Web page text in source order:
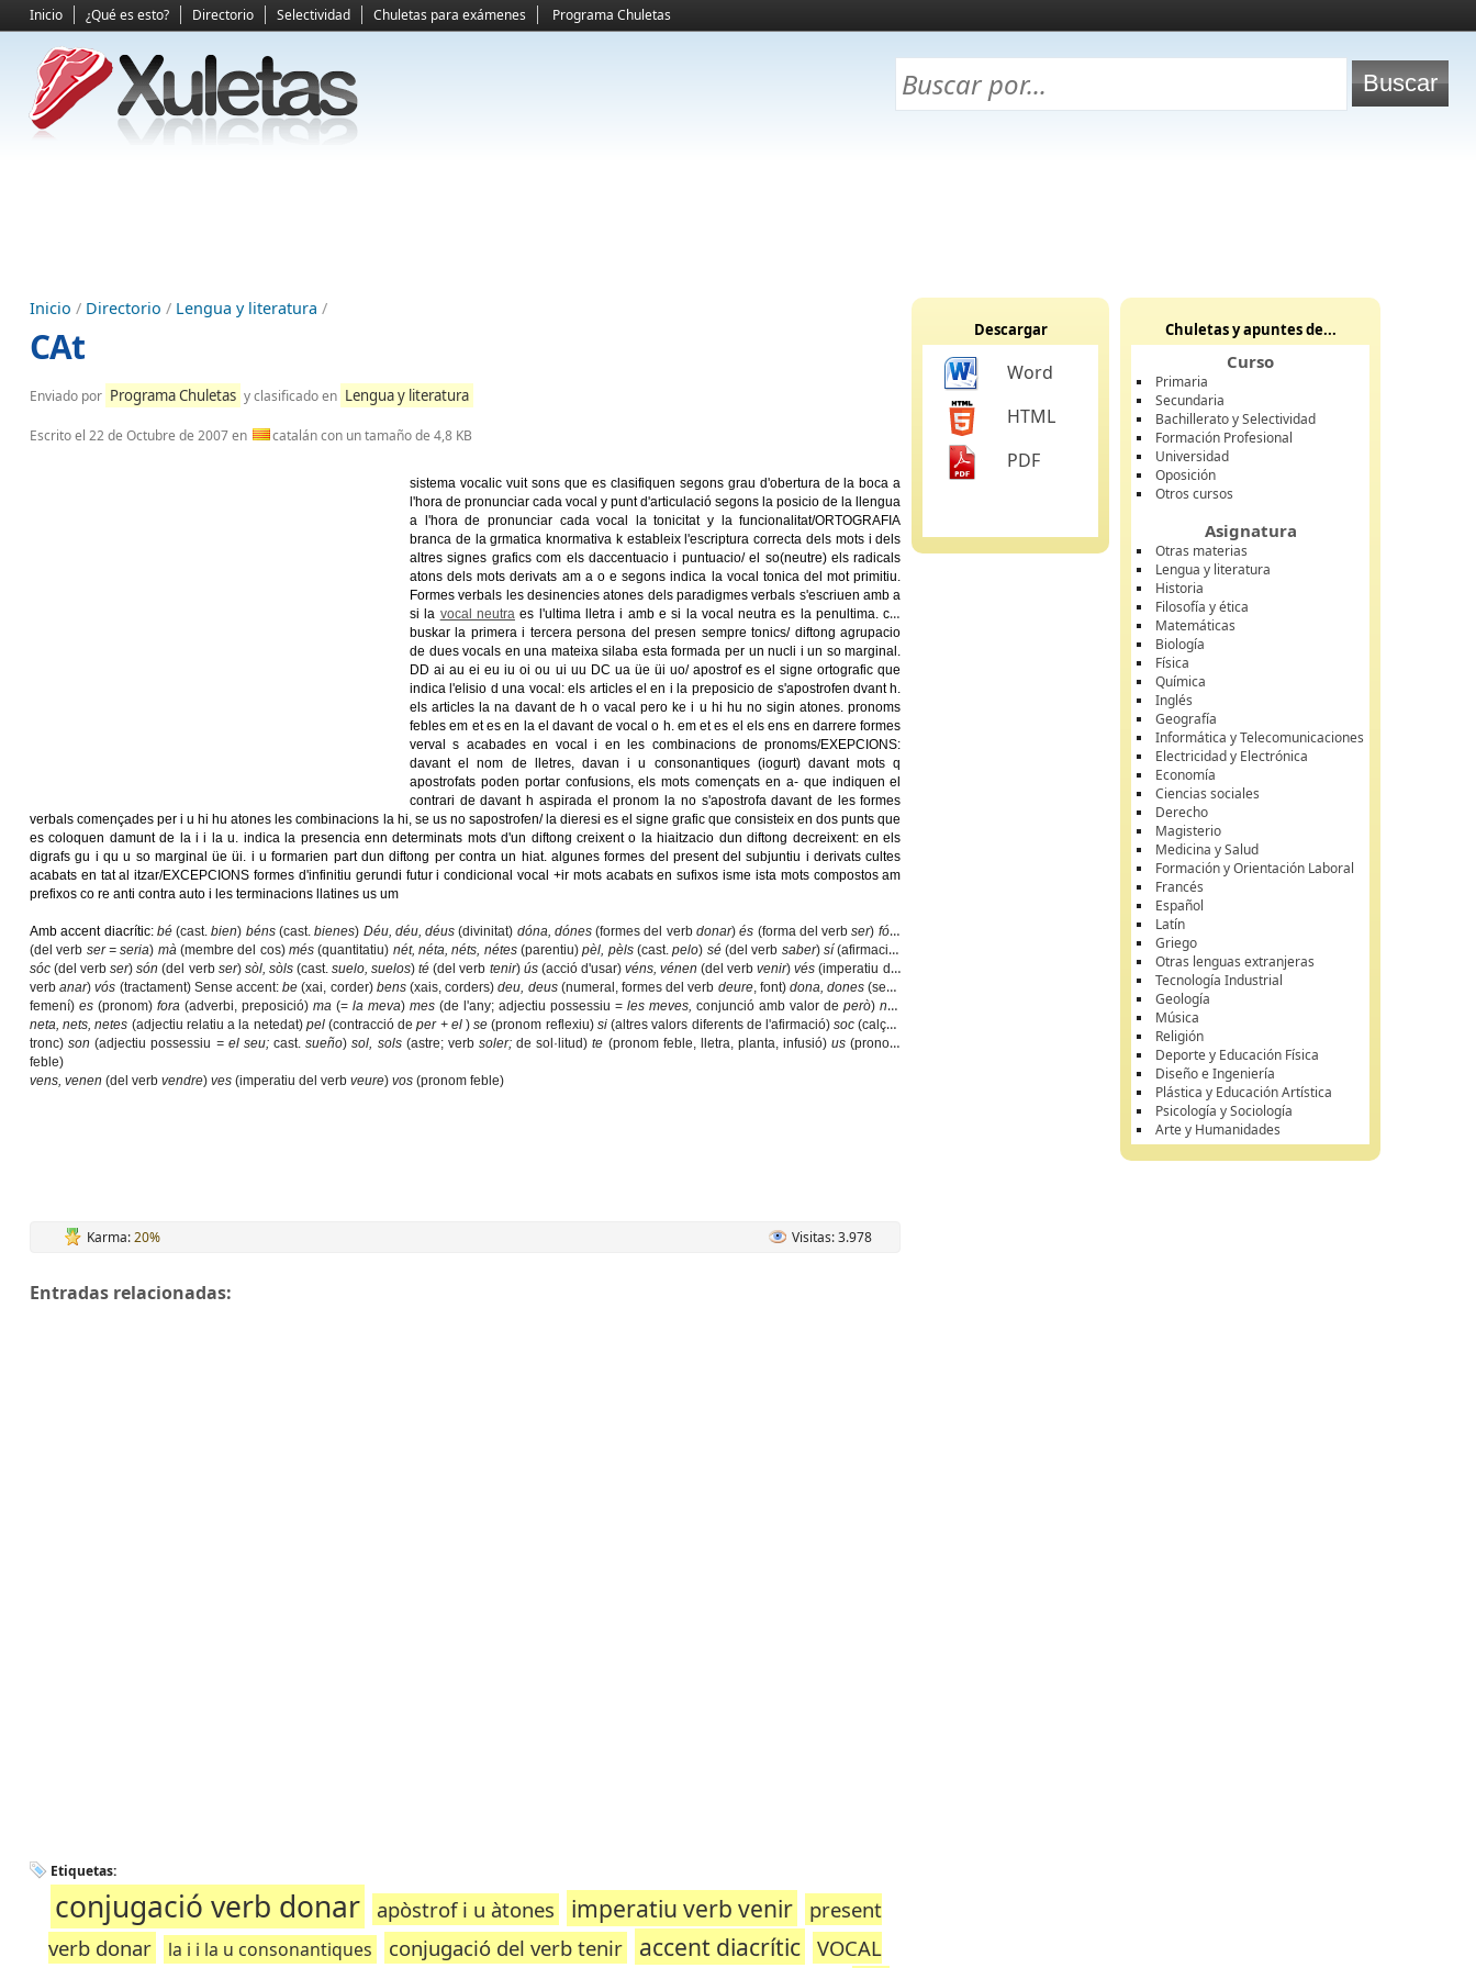
Inicio ¿Qué es esto? Directorio Selectividad Chuletas para exámenes Programa Chuletas
Inicio / Directorio / Lengua y literatura /
CAt
Enviado por Programa Chuletas y clasificado en Lengua y literatura
Escrito el 22 de Octubre de 2007en catalán con un tamaño de 4,8 KB
sistema vocalic vuit sons que es clasifiquen segons grau d'obertura de la boca a
l'hora de pronunciar cada vocal y punt d'articulació segons la posicio de la llengua
a l'hora de pronunciar cada vocal la tonicitat y la funcionalitat/ORTOGRAFIA
branca de la grmatica knormativa k estableix l'escriptura correcta dels mots i dels
altres signes grafics com els daccentuacio i puntuacio/ el so(neutre) els radicals
atons dels mots derivats am a o e segons indica la vocal tonica del mot primitiu.
Formes verbals les desinencies atones dels paradigmes verbals s'escriuen amb a
si la vocal neutraes l'ultima lletra i amb e si la vocal neutra es la penultima. cal
buskar la primera i tercera persona del presen sempre tonics/ diftong agrupacio
de dues vocals en una mateixa silaba esta formada per un nucli i un so marginal.
DD ai au ei eu iu oi ou ui uu DC ua üe üi uo/ apostrof es el signe ortografic que
indica l'elisio d una vocal: els articles el en i la preposicio de s'apostrofen dvant h.
els articles la na davant de h o vacal pero ke i u hi hu no sigin atones. pronoms
febles em et es en la el davant de vocal o h. em et es el els ens en darrere formes
verval s acabades en vocal i en les combinacions de pronoms/EXEPCIONS:
davant el nom de lletres, davan i u consonantiques (iogurt) davant mots q
apostrofats poden portar confusions, els mots començats en a- que indiquen el
contrari de davant h aspirada el pronom la no s'apostrofa davant de les formes
verbals començades per i u hi hu atones les combinacions la hi, se us no sapostrofen/ la dieresi es el signe grafic que consisteix en dos punts que
es coloquen damunt de la i i la u. indica la presencia enn determinats mots d'un diftong creixent o la hiaitzacio dun diftong decreixent: en els
digrafs gu i qu u so marginal üe üi. i u formarien part dun diftong per contra un hiat. algunes formes del present del subjuntiu i derivats cultes
acabats en tat al itzar/EXCEPCIONS formes d'infinitiu gerundi futur i condicional vocal +ir mots acabats en sufixos isme ista mots compostos am
prefixos co re anti contra auto i les terminacions llatines us um
Amb accent diacrític: bé(cast. bien) béns (cast.bienes) Déu, déu, déus(divinitat) dóna, dónes(formes del verb donar)és (forma del verbser) fóra
(del verb ser = seria) mà(membre del cos)més(quantitatiu) nét, néta, néts, nétes(parentiu)pèl, pèls(cast. pelo) sé(del verb saber)sí(afirmació)
sóc(del verbser)són(del verbser) sòl, sòls (cast.suelo, suelos)té(del verb tenir) ús (acció d'usar) véns, vénen(del verbvenir)vés(imperatiu del
verbanar)vós (tractament) Sense accent:be(xai, corder) bens(xais, corders)deu, deus (numeral, formes del verb deure, font)dona, dones(sexe
femení) es (pronom) fora (adverbi, preposició) ma (=la meva) mes (de l'any; adjectiu possessiu =les meves, conjunció amb valor de però) net,
neta, nets, netes (adjectiu relatiu a la netedat) pel (contracció deper + el)se(pronom reflexiu) si(altres valors diferents de l'afirmació)soc(calçat,
tronc)son(adjectiu possessiu = el seu;cast.sueño)sol, sols (astre; verb soler;de sol·litud)te (pronom feble, lletra, planta, infusió)us(pronom
feble)
vens, venen (del verb vendre) ves (imperatiu del verb veure) vos (pronom feble)
Karma:20% Visitas: 3.978
Entradas relacionadas:
Etiquetas:
conjugació verb donar apòstrof i u àtones imperatiu verb venir
present
verb donar
la i i la u consonantiques conjugació del verb tenir accent diacrític VOCAL
Descargar
Word
HTML
PDF
Chuletas y apuntes de...
Curso
Primaria
Secundaria
Bachillerato y Selectividad
Formación Profesional
Universidad
Oposición
Otros cursos
Asignatura
Otras materias
Lengua y literatura
Historia
Filosofía y ética
Matemáticas
Biología
Física
Química
Inglés
Geografía
Informática y Telecomunicaciones
Electricidad y Electrónica
Economía
Ciencias sociales
Derecho
Magisterio
Medicina y Salud
Formación y Orientación Laboral
Francés
Español
Latín
Griego
Otras lenguas extranjeras
Tecnología Industrial
Geología
Música
Religión
Deporte y Educación Física
Diseño e Ingeniería
Plástica y Educación Artística
Psicología y Sociología
Arte y Humanidades